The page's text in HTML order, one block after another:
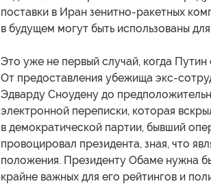
поставки в Иран зенитно-ракетных
в будущем могут быть использованы
Это уже не первый случай, когда
От предоставления убежища экс-
Эдварду Сноудену до
электронной переписки, которая
в демократической партии, бывший
провоцировал президента, зная, что
положения. Президенту Обаме нужна
крайне важных для его рейтингов и